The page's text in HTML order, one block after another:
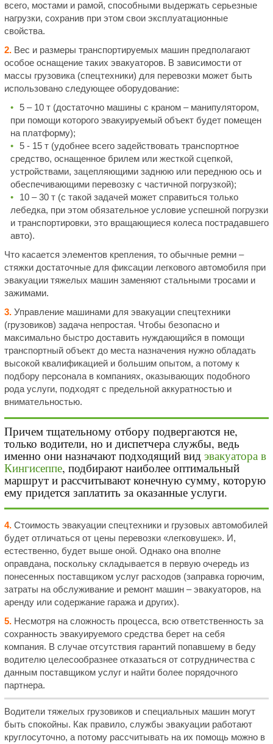
всего, мостами и рамой, способными выдержать серьезные
нагрузки, сохранив при этом свои эксплуатационные
свойства.
2.Вес и размеры транспортируемых машин предполагают
особое оснащение таких эвакуаторов. В зависимости от
массы грузовика (спецтехники) для перевозки может быть
использовано следующее оборудование:
5 – 10 т (достаточно машины с краном – манипулятором,
при помощи которого эвакуируемый объект будет помещен
на платформу);
5 - 15 т (удобнее всего задействовать транспортное
средство, оснащенное брилем или жесткой сцепкой,
устройствами, зацепляющими заднюю или переднюю ось и
обеспечивающими перевозку с частичной погрузкой);
10 – 30 т (с такой задачей может справиться только
лебедка, при этом обязательное условие успешной погрузки
и транспортировки, это вращающиеся колеса пострадавшего
авто).
Что касается элементов крепления, то обычные ремни –
стяжки достаточные для фиксации легкового автомобиля при
эвакуации тяжелых машин заменяют стальными тросами и
зажимами.
3.Управление машинами для эвакуации спецтехники
(грузовиков) задача непростая. Чтобы безопасно и
максимально быстро доставить нуждающийся в помощи
транспортный объект до места назначения нужно обладать
высокой квалификацией и большим опытом, а потому к
подбору персонала в компаниях, оказывающих подобного
рода услуги, подходят с предельной аккуратностью и
внимательностью.
Причем тщательному отбору подвергаются не,
только водители, но и диспетчера службы, ведь
именно они назначают подходящий вид эвакуатора в
Кингисеппе, подбирают наиболее оптимальный
маршрут и рассчитывают конечную сумму, которую
ему придется заплатить за оказанные услуги.
4.Стоимость эвакуации спецтехники и грузовых автомобилей
будет отличаться от цены перевозки «легковушек». И,
естественно, будет выше оной. Однако она вполне
оправдана, поскольку складывается в первую очередь из
понесенных поставщиком услуг расходов (заправка горючим,
затраты на обслуживание и ремонт машин – эвакуаторов, на
аренду или содержание гаража и других).
5.Несмотря на сложность процесса, всю ответственность за
сохранность эвакуируемого средства берет на себя
компания. В случае отсутствия гарантий попавшему в беду
водителю целесообразнее отказаться от сотрудничества с
данным поставщиком услуг и найти более порядочного
партнера.
Водители тяжелых грузовиков и специальных машин могут
быть спокойны. Как правило, службы эвакуации работают
круглосуточно, а потому рассчитывать на их помощь можно в